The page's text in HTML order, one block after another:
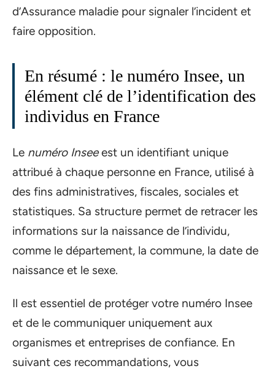
d’Assurance maladie pour signaler l’incident et
faire opposition.
En résumé : le numéro Insee, un
élément clé de l’identification des
individus en France
Le numéro Inseeest un identifiant unique
attribué à chaque personne en France, utilisé à
des fins administratives, fiscales, sociales et
statistiques. Sa structure permet de retracer les
informations sur la naissance de l’individu,
comme le département, la commune, la date de
naissance et le sexe.
Il est essentiel de protéger votre numéro Insee
et de le communiquer uniquement aux
organismes et entreprises de confiance. En
suivant ces recommandations, vous